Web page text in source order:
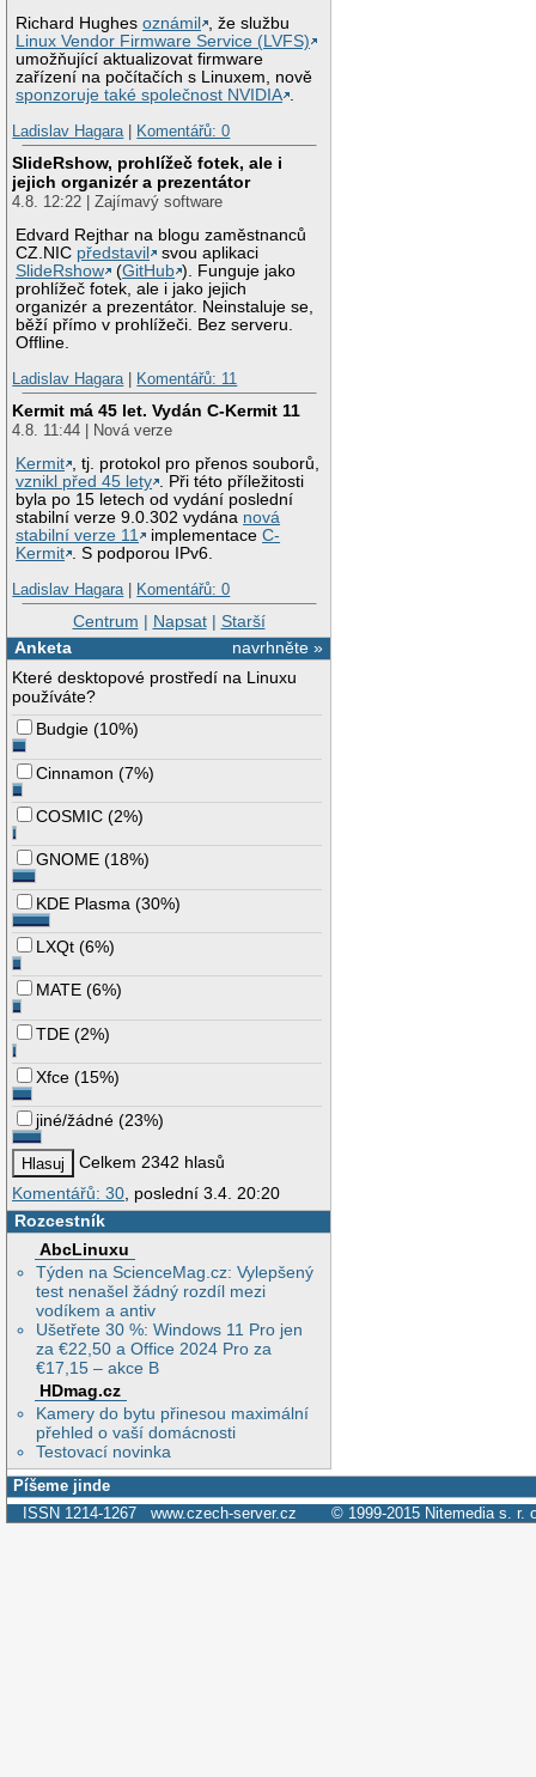
Richard Hughesoznámil
, že službu
Linux Vendor Firmware Service (LVFS)
umožňující aktualizovat firmware
zařízení na počítačích s Linuxem, nově
sponzoruje také společnost NVIDIA .
Ladislav Hagara| Komentářů: 0
SlideRshow, prohlížeč fotek, ale i
jejich organizér a prezentátor
4.8. 12:22 | Zajímavý software
Edvard Rejthar na blogu zaměstnanců
CZ.NIC představil
svou aplikaci
SlideRshow
(GitHub ). Funguje jako
prohlížeč fotek, ale i jako jejich
organizér a prezentátor. Neinstaluje se,
běží přímo v prohlížeči. Bez serveru.
Offline.
Ladislav Hagara| Komentářů: 11
Kermit má 45 let. Vydán C-Kermit 11
4.8. 11:44 | Nová verze
Kermit , tj. protokol pro přenos souborů,
vznikl před 45 lety . Při této příležitosti
byla po 15 letech od vydání poslední
stabilní verze 9.0.302 vydána nová
stabilní verze 11
implementaceC-
Kermit . S podporou IPv6.
Ladislav Hagara| Komentářů: 0
Centrum | Napsat| Starší
navrhněte »
Anketa
Které desktopové prostředí na Linuxu
používáte?
Budgie (10%)
Cinnamon (7%)
COSMIC (2%)
GNOME (18%)
KDE Plasma (30%)
LXQt (6%)
MATE (6%)
TDE (2%)
Xfce (15%)
jiné/žádné (23%)
Celkem 2342 hlasů
Komentářů: 30 , poslední 3.4. 20:20
Rozcestník
AbcLinuxu
Týden na ScienceMag.cz: Vylepšený
test nenašel žádný rozdíl mezi
vodíkem a antiv
Ušetřete 30 %: Windows 11 Pro jen
za €22,50 a Office 2024 Pro za
€17,15 – akce B
HDmag.cz
Kamery do bytu přinesou maximální
přehled o vaší domácnosti
Testovací novinka
Píšeme jinde
ISSN 1214-1267 www.czech-server.cz © 1999-2015 Nitemedia s. r.